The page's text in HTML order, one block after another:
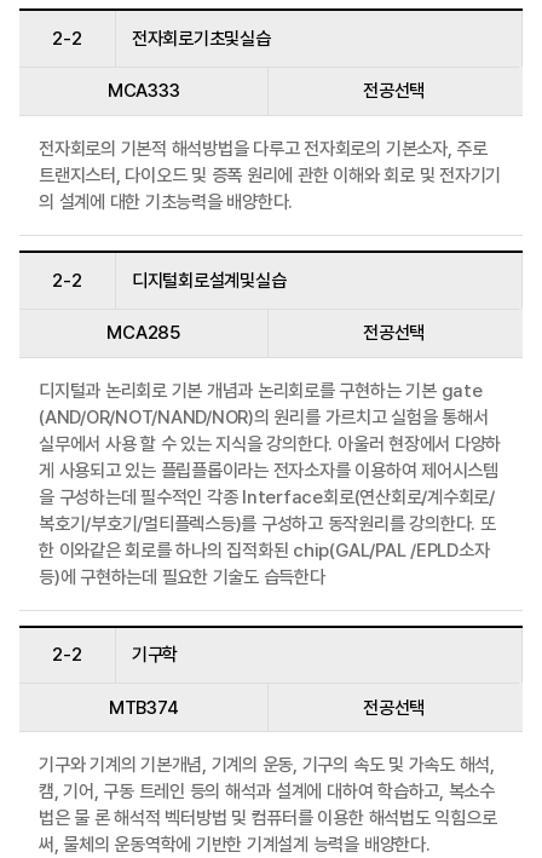
2-2 전자회로기초및실습
MCA333 전공선택
전자회로의 기본적 해석방법을 다루고 전자회로의 기본소자, 주로
트랜지스터, 다이오드 및 증폭 원리에 관한 이해와 회로 및 전자기기
의 설계에 대한 기초능력을 배양한다.
2-2 디지털회로설계및실습
MCA285 전공선택
디지털과 논리회로 기본 개념과 논리회로를 구현하는 기본 gate
(AND/OR/NOT/NAND/NOR)의 원리를 가르치고 실험을 통해서
실무에서 사용 할 수 있는 지식을 강의한다. 아울러 현장에서 다양하
게 사용되고 있는 플립플롭이라는 전자소자를 이용하여 제어시스템
을 구성하는데 필수적인 각종 Interface회로(연산회로/계수회로/
복호기/부호기/멀티플렉스등)를 구성하고 동작원리를 강의한다. 또
한 이와같은 회로를 하나의 집적화된 chip(GAL/PAL /EPLD소자
등)에 구현하는데 필요한 기술도 습득한다
2-2 기구학
MTB374 전공선택
기구와 기계의 기본개념, 기계의 운동, 기구의 속도 및 가속도 해석,
캠, 기어, 구동 트레인 등의 해석과 설계에 대하여 학습하고, 복소수
법은 물 론 해석적 벡터방법 및 컴퓨터를 이용한 해석법도 익힘으로
써, 물체의 운동역학에 기반한 기계설계 능력을 배양한다.